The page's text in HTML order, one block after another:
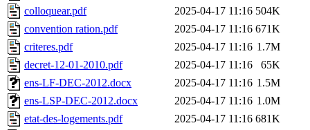
colloquear.pdf
2025-04-17 11:16 504K
convention ration.pdf
2025-04-17 11:16 671K
criteres.pdf
2025-04-17 11:16 1.7M
decret-12-01-2010.pdf
2025-04-17 11:16
65K
ens-LF-DEC-2012.docx
2025-04-17 11:16 1.5M
ens-LSP-DEC-2012.docx
2025-04-17 11:16 1.0M
etat-des-logements.pdf
2025-04-17 11:16 681K